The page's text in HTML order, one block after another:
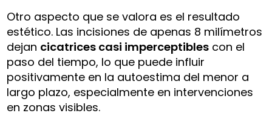
Otro aspecto que se valora es el resultado
estético. Las incisiones de apenas 8 milímetros
dejan cicatrices casi imperceptibles con el
paso del tiempo, lo que puede influir
positivamente en la autoestima del menor a
largo plazo, especialmente en intervenciones
en zonas visibles.